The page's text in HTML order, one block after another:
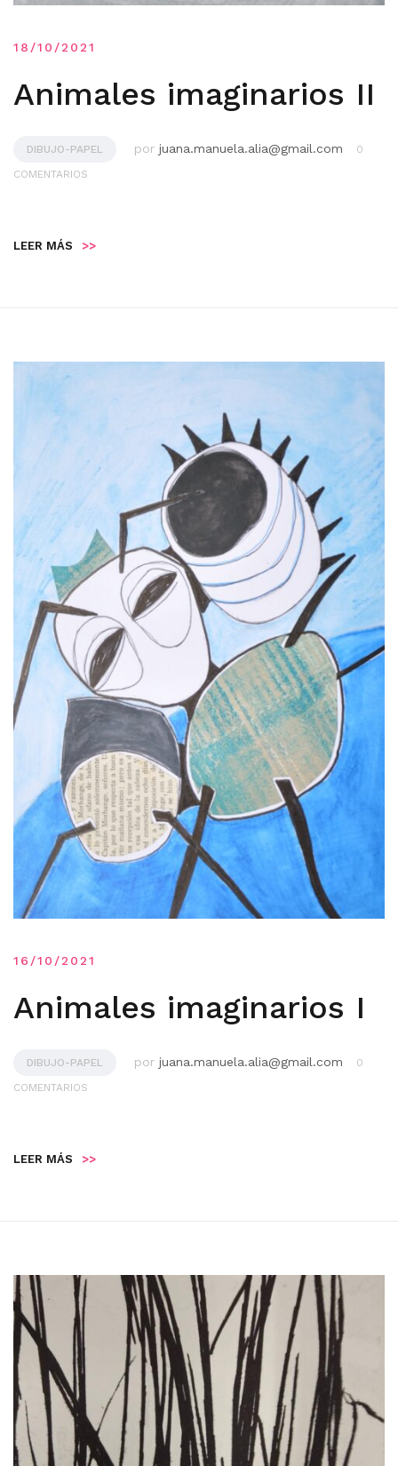
18/10/2021
Animales imaginarios II
DIBUJO-PAPEL por juana.manuela.alia@gmail.com
0
COMENTARIOS
LEER MÁS >>
16/10/2021
Animales imaginarios I
DIBUJO-PAPEL por juana.manuela.alia@gmail.com
0
COMENTARIOS
LEER MÁS >>